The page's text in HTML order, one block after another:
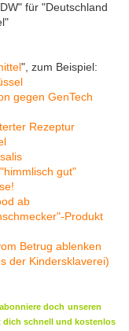
für "Deutschland
", zum Beispiel:
gegen GenTech
Rezeptur
gut"
ab
Produkt
Betrug ablenken
der Kindersklaverei)
doch unseren
dich schnell und kostenlos